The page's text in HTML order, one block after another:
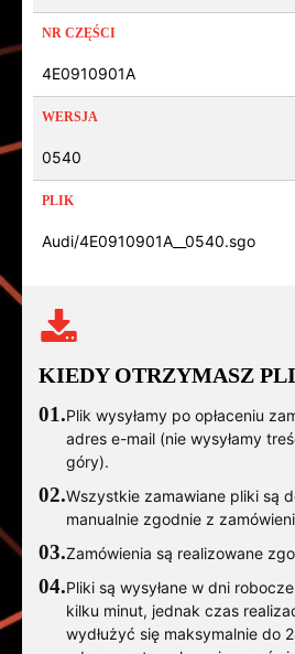
NR CZĘŚCI
4E0910901A
WERSJA
0540
PLIK
Audi/4E0910901A__0540.sgo
KIEDY OTRZYMASZ
01.Plik wysyłamy po opłaceniu
adres e-mail (nie wysyłamy
góry).
02.Wszystkie zamawiane pliki są
manualnie zgodnie z
03.Zamówienia są realizowane
04.Pliki są wysyłane w dni
kilku minut, jednak czas
wydłużyć się maksymalnie do